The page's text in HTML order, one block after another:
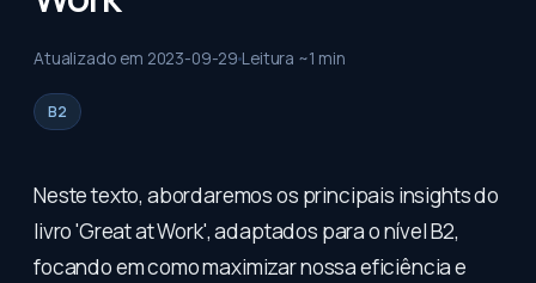
Atualizado em 2023-09-29 Leitura ~1 min
B2
Neste texto, abordaremos os principais insights do
livro 'Great at Work', adaptados para o nível B2,
focando em como maximizar nossa eficiência e